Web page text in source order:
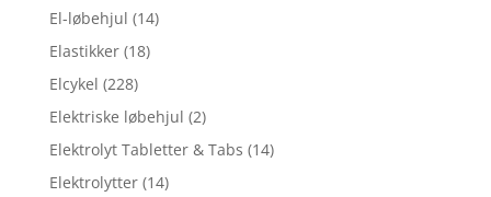
El-løbehjul (14)
Elastikker (18)
Elcykel (228)
Elektriske løbehjul (2)
Elektrolyt Tabletter & Tabs (14)
Elektrolytter (14)